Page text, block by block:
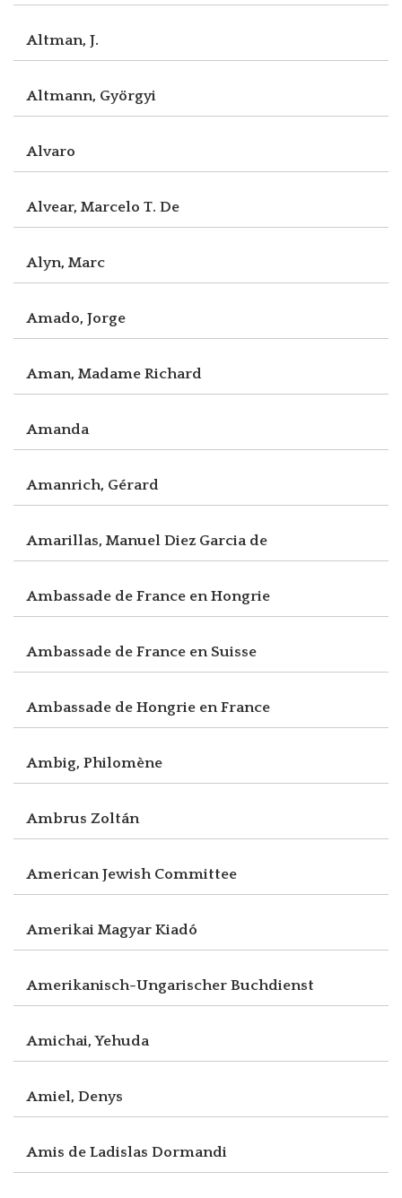
Altman, J.
Altmann, Györgyi
Alvaro
Alvear, Marcelo T. De
Alyn, Marc
Amado, Jorge
Aman, Madame Richard
Amanda
Amanrich, Gérard
Amarillas, Manuel Diez Garcia de
Ambassade de France en Hongrie
Ambassade de France en Suisse
Ambassade de Hongrie en France
Ambig, Philomène
Ambrus Zoltán
American Jewish Committee
Amerikai Magyar Kiadó
Amerikanisch-Ungarischer Buchdienst
Amichai, Yehuda
Amiel, Denys
Amis de Ladislas Dormandi